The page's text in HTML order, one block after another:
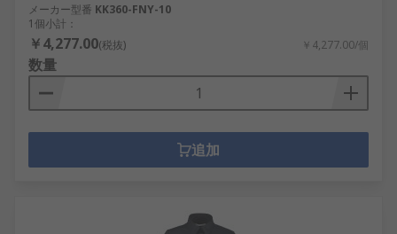
メーカー型番 KK360-FNY-10
1個小計：
￥4,277.00(税抜) ￥4,277.00/個
数量
追加